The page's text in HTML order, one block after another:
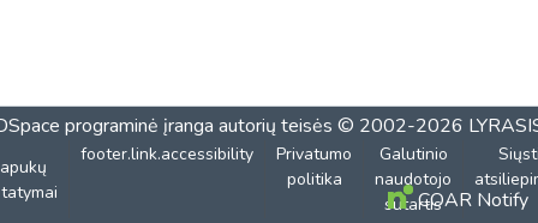
programinė įranga autorių teisės © 2002-2026
footer.link.accessibility
Privatumo
politika
Galutinio
naudotojo
sutartisCOAR Notify